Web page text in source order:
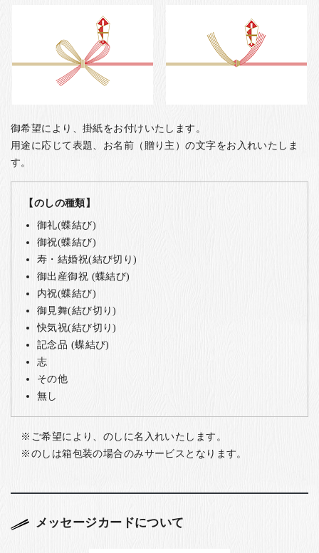
御希望により、掛紙をお付けいたします。
用途に応じて表題、お名前（贈り主）の文字をお入れいたしま
す。
【のしの種類】
御礼(蝶結び)
御祝(蝶結び)
寿・結婚祝(結び切り)
御出産御祝 (蝶結び)
内祝(蝶結び)
御見舞(結び切り)
快気祝(結び切り)
記念品 (蝶結び)
志
その他
無し
ご希望により、のしに名入れいたします。
のしは箱包装の場合のみサービスとなります。
メッセージカードについて